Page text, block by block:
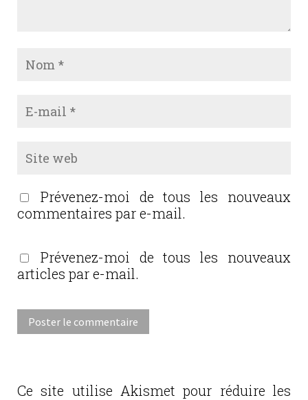
Prévenez-moi de tous les nouveaux
commentaires par e-mail.
Prévenez-moi de tous les nouveaux
articles par e-mail.
Ce site utilise Akismet pour réduire les